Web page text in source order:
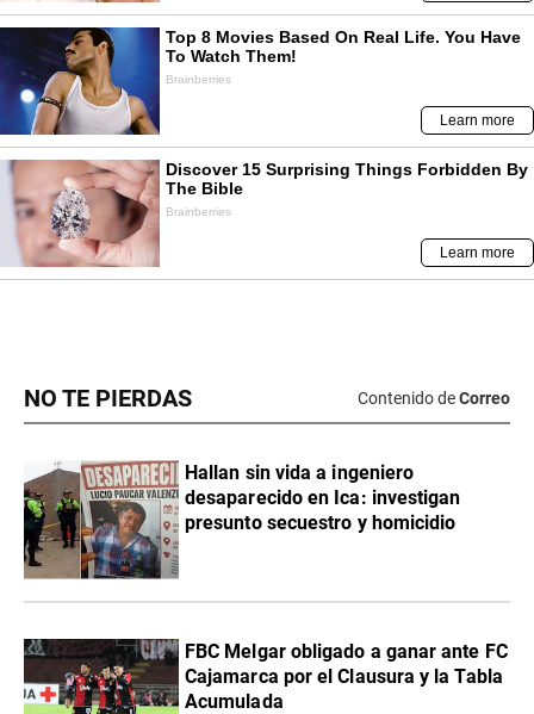
NO TE PIERDAS Contenido deCorreo
Hallan sin vida a ingeniero
desaparecido en Ica: investigan
presunto secuestro y homicidio
FBC Melgar obligado a ganar ante FC
Cajamarca por el Clausura y la Tabla
Acumulada